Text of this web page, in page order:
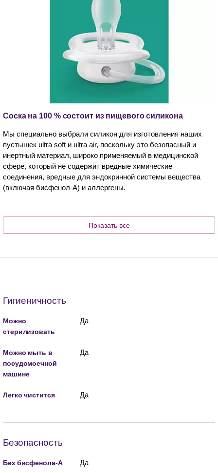
Соска на 100 % состоит из пищевого силикона
Мы специально выбрали силикон для изготовления наших
пустышек ultra soft и ultra air, поскольку это безопасный и
инертный материал, широко применяемый в медицинской
сфере, который не содержит вредные химические
соединения, вредные для эндокринной системы вещества
(включая бисфенол-А) и аллергены.
Показать все
Гигиеничность
Можно
стерилизовать
Да
Можно мыть в
посудомоечной
машине
Да
Легко чистится Да
Безопасность
Без бисфенола-А Да